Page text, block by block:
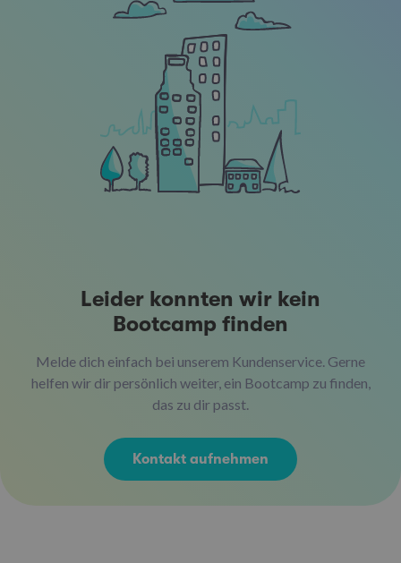
Leider konnten wir kein
Bootcamp finden
Melde dich einfach bei unserem Kundenservice. Gerne
helfen wir dir persönlich weiter, ein Bootcamp zu finden,
das zu dir passt.
Kontakt aufnehmen